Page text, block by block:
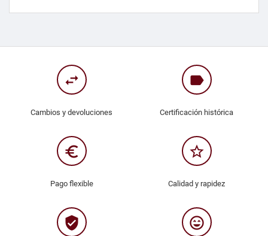
swap_horiz
Cambios y devoluciones
label
Certificación histórica
euro_symbol
Pago flexible
star_border
Calidad y rapidez
verified_user sentiment_very_satisfied